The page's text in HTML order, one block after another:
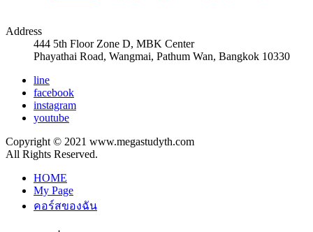
Address
444 5th Floor Zone D, MBK Center
Phayathai Road, Wangmai, Pathum Wan, Bangkok 10330
line
facebook
instagram
youtube
Copyright © 2021 www.megastudyth.com
All Rights Reserved.
HOME
My Page
คอร์สของฉัน